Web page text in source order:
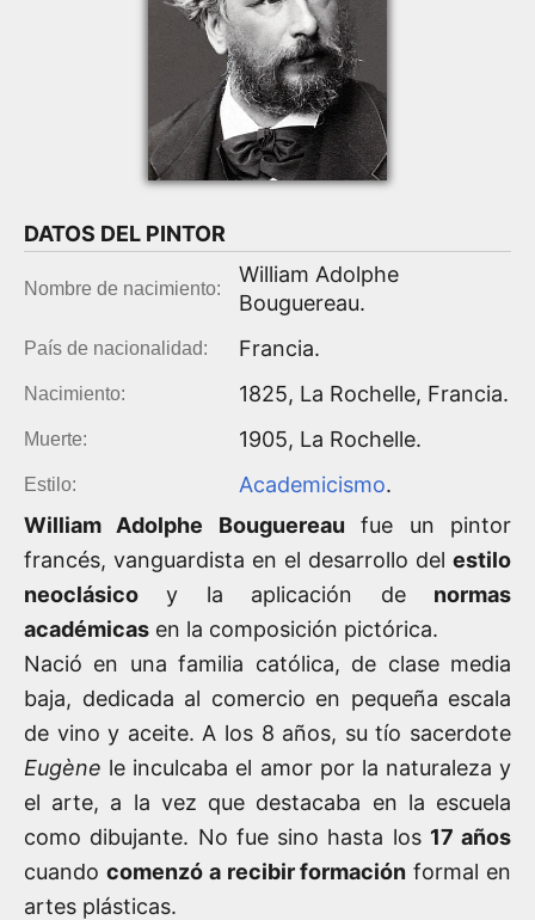
DATOS DEL PINTOR
Nombre de nacimiento:
William Adolphe
Bouguereau.
País de nacionalidad: Francia.
Nacimiento: 1825, La Rochelle, Francia.
Muerte: 1905, La Rochelle.
Estilo: Academicismo.
William Adolphe Bouguereau fue un pintor
francés, vanguardista en el desarrollo del estilo
neoclásico y la aplicación de normas
académicas en la composición pictórica.
Nació en una familia católica, de clase media
baja, dedicada al comercio en pequeña escala
de vino y aceite. A los 8 años, su tío sacerdote
Eugène le inculcaba el amor por la naturaleza y
el arte, a la vez que destacaba en la escuela
como dibujante. No fue sino hasta los 17 años
cuando comenzó a recibir formación formal en
artes plásticas.